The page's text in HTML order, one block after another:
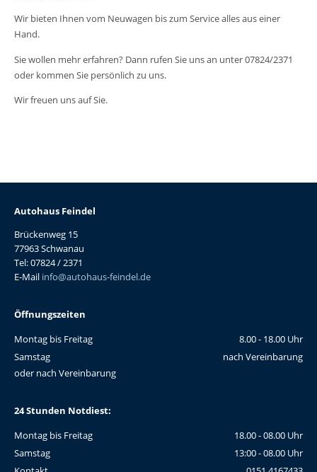
Wir bieten Ihnen vom Neuwagen bis zum Service alles aus einer
Hand.
Sie wollen mehr erfahren? Dann rufen Sie uns an unter 07824/2371
oder kommen Sie persönlich zu uns.
Wir freuen uns auf Sie.
Autohaus Feindel
Brückenweg 15
77963 Schwanau
Tel: 07824 / 2371
E-Mail info@autohaus-feindel.de
Öffnungszeiten
Montag bis Freitag
8.00 - 18.00 Uhr
Samstag
nach Vereinbarung
oder nach Vereinbarung
24 Stunden Notdiest:
Montag bis Freitag
18.00 - 08.00 Uhr
Samstag
13:00 - 08.00 Uhr